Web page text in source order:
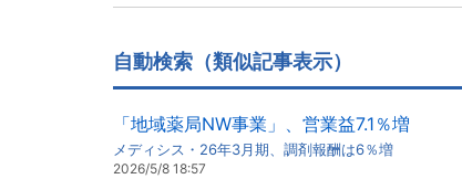
自動検索（類似記事表示）
「地域薬局NW事業」、営業益7.1％増
メディシス・26年3月期、調剤報酬は6％増
2026/5/8 18:57